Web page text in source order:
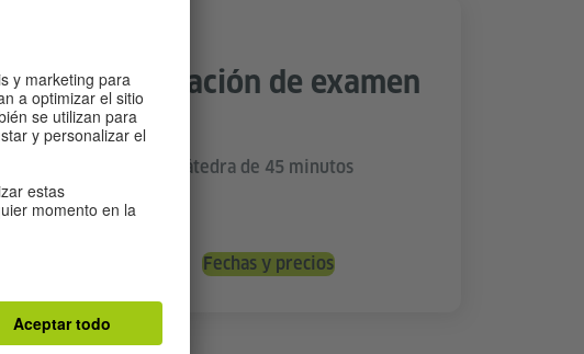
Preparación de examen
C2
128 Horas cátedra de 45 minutos
32 semanas
Fechas y precios